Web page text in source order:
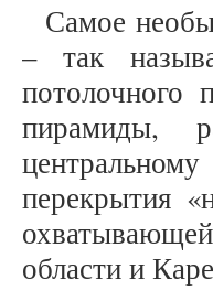
Самое
– так
потолочного
пирамиды,
перекрытия
области и